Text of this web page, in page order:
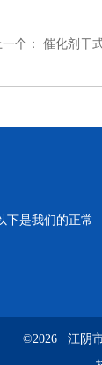
个： 催化剂干
下是我们的正常
©2026 江阴